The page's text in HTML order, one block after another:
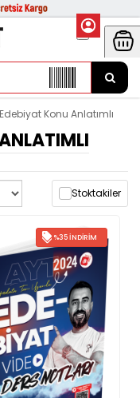
Konu Anlatımlı
Stoktakiler
%35 İNDIRIM